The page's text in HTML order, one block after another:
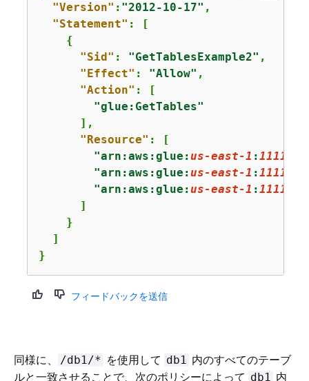
"Version" : "2012-10-17" ,
"Statement" : [
{
"Sid" : "GetTablesExample2" ,
"Effect" : "Allow" ,
"Action" : [
"glue:GetTables"
      ],
"Resource" : [
"arn:aws:glue:us-east-1 :
"arn:aws:glue:us-east-1 :
"arn:aws:glue:us-east-1 :
      ]
    }
  ]
}
フィードバックを送信
同様に、 /db1/* を使用して db1 内のすべてのテーブ
ルと一致させることで、次のポリシーによって db1 内